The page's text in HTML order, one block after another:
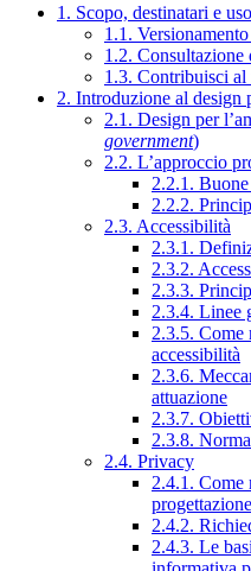
1. Scopo, destinatari e
1.1.
1.2. Consultazione
1.3. Contribuisci al
2. Introduzione al
2.1. Design per
government)
2.2. L’approccio
2.2.1.
2.2.2.
2.3. Accessibilità
2.3.1.
2.3.2.
2.3.3.
2.3.4. Linee
2.3.5. Come
accessibilità
2.3.6.
attuazione
2.3.7.
2.3.8.
2.4. Privacy
2.4.1. Come
2.4.2.
2.4.3. Le